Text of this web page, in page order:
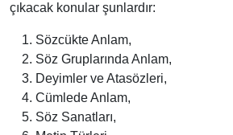
çıkacak konular şunlardır:
Sözcükte Anlam,
Söz Gruplarında Anlam,
Deyimler ve Atasözleri,
Cümlede Anlam,
Söz Sanatları,